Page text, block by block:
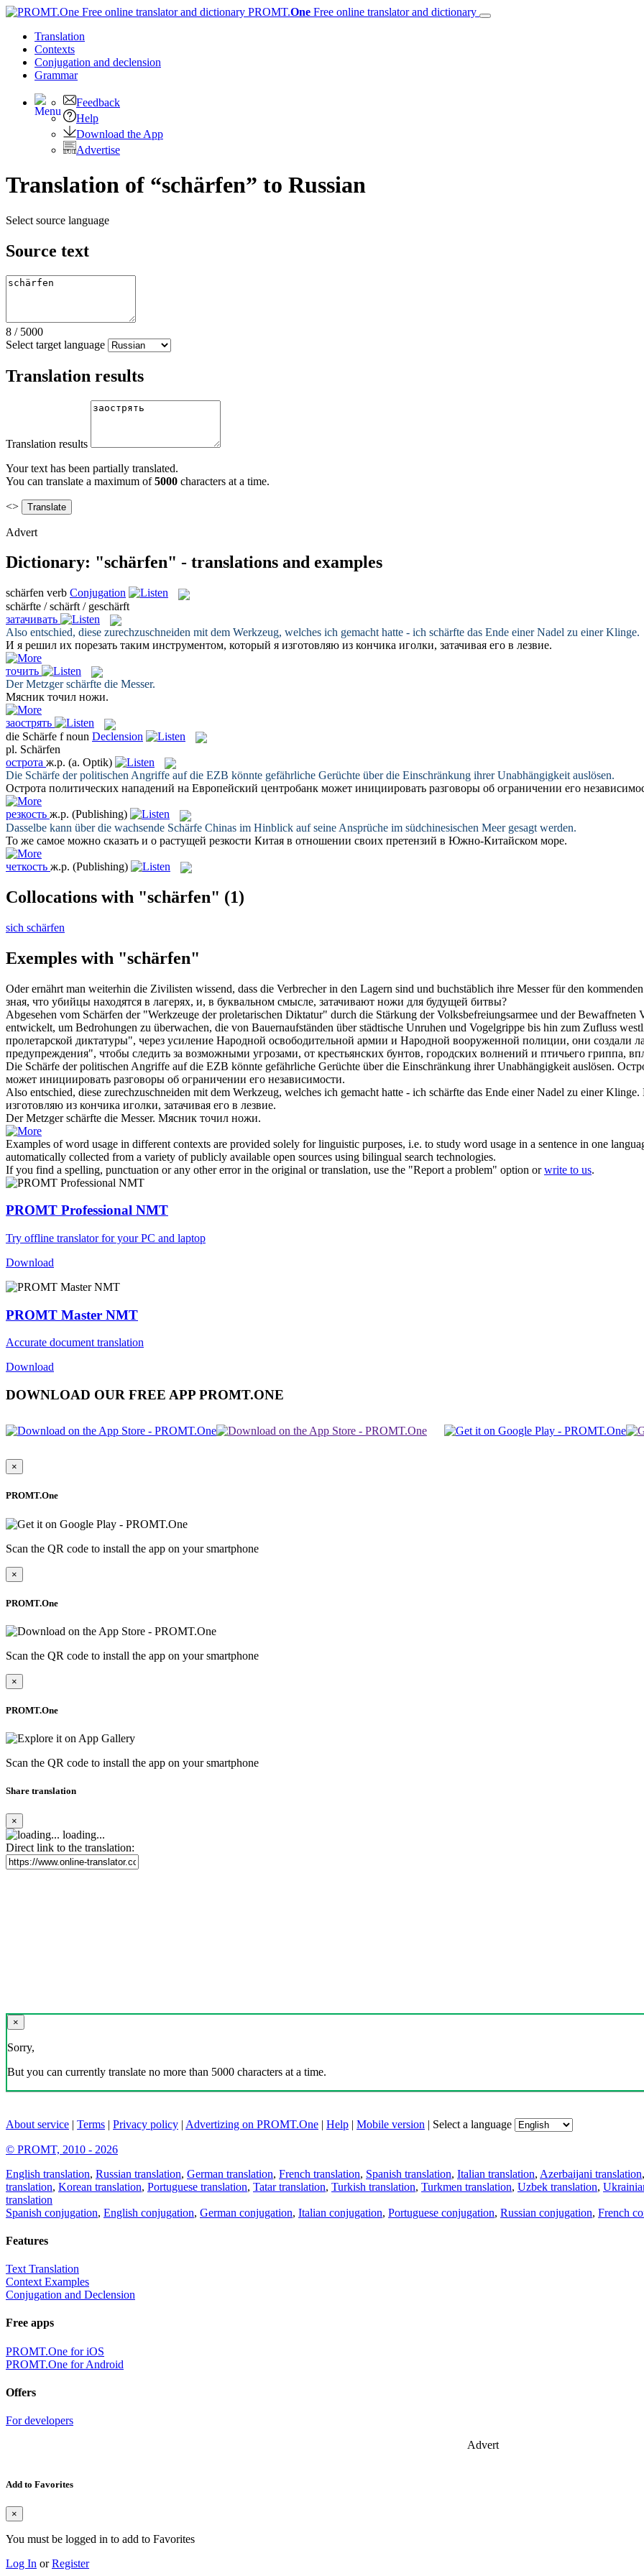
PROMT.One Free online translator and dictionary
Translation
Contexts
Conjugation and declension
Grammar
Feedback
Help
Download the App
Advertise
Translation of “schärfen” to Russian
Select source language
Source text
8 / 5000
Select target language
Translation results
Translation results
Your text has been partially translated.
You can translate a maximum of5000 characters at a time.
<>
Advert
Dictionary: "schärfen" - translations and examples
schärfen verb Conjugation
schärfte / schärft / geschärft
затачивать
Also entschied, diese zurechzuschneiden mit dem Werkzeug, welches ich gemacht hatte - ich schärfte das Ende einer Nadel zu einer Klinge.
И я решил их порезать таким инструментом, который я изготовляю из кончика иголки, затачивая его в лезвие.
точить
Der Metzgerschärfte die Messer.
Мясник точил ножи.
заострять
die Schärfe f noun Declension
pl. Schärfen
острота ж.р. (a. Optik)
Die Schärfe der politischen Angriffe auf die EZB könnte gefährliche Gerüchte über die Einschränkung ihrer Unabhängigkeit auslösen.
Острота политических нападений на Европейский центробанк может инициировать разговоры об ограничении его
резкость ж.р. (Publishing)
Dasselbe kann über die wachsende Schärfe Chinas im Hinblick auf seine Ansprüche im südchinesischen Meer gesagt werden.
То же самое можно сказать и о растущей резкости Китая в отношении своих претензий в Южно-Китайском море.
четкость ж.р. (Publishing)
Collocations with "schärfen" (1)
sich schärfen
Exemples with "schärfen"
Oder ernährt man weiterhin die Zivilisten wissend, dass die Verbrecher in den Lagern sind und buchstäblich ihre Messer für den
зная, что убийцы находятся в лагерях, и, в буквальном смысле, затачивают ножи для будущей битвы?
Abgesehen vom Schärfen der "Werkzeuge der proletarischen Diktatur" durch die Stärkung der Volksbefreiungsarmee und der
entwickelt, um Bedrohungen zu überwachen, die von Bauernaufständen über städtische Unruhen und Vogelgrippe bis hin zum Zufluss
пролетарской диктатуры", через усиление Народной освободительной армии и Народной вооруженной полиции, они создали
предупреждения", чтобы следить за возможными угрозами, от крестьянских бунтов, городских волнений и птичьего гриппа,
Die Schärfe der politischen Angriffe auf die EZB könnte gefährliche Gerüchte über die Einschränkung ihrer Unabhängigkeit auslösen.
может инициировать разговоры об ограничении его независимости.
Also entschied, diese zurechzuschneiden mit dem Werkzeug, welches ich gemacht hatte - ich schärfte das Ende einer Nadel zu einer Klinge.
изготовляю из кончика иголки, затачивая его в лезвие.
Der Metzgerschärfte die Messer. Мясник точил ножи.
Examples of word usage in different contexts are provided solely for linguistic purposes, i.e. to study word usage in a sentence in one
automatically collected from a variety of publicly available open sources using bilingual search technologies.
If you find a spelling, punctuation or any other error in the original or translation, use the "Report a problem" option orwrite to us.
PROMT Professional NMT
Try offline translator for your PC and laptop
Download
PROMT Master NMT
Accurate document translation
Download
DOWNLOAD OUR FREE APP PROMT.ONE
×
PROMT.One
Scan the QR code to install the app on your smartphone
×
PROMT.One
Scan the QR code to install the app on your smartphone
×
PROMT.One
Scan the QR code to install the app on your smartphone
Share translation
×
loading...
Direct link to the translation:
×
Sorry,
But you can currently translate no more than 5000 characters at a time.
About service | Terms | Privacy policy | Advertizing on PROMT.One | Help | Mobile version | Select a language
© PROMT, 2010 - 2026
English translation, Russian translation, German translation, French translation, Spanish translation, Italian translation, Azerbaijani translation
translation, Korean translation, Portuguese translation, Tatar translation, Turkish translation, Turkmen translation, Uzbek translation,
translation
Spanish conjugation, English conjugation, German conjugation, Italian conjugation, Portuguese conjugation, Russian conjugation, French
Features
Text Translation
Context Examples
Conjugation and Declension
Free apps
PROMT.One for iOS
PROMT.One for Android
Offers
For developers
Advert
Add to Favorites
×
You must be logged in to add to Favorites
Log In orRegister